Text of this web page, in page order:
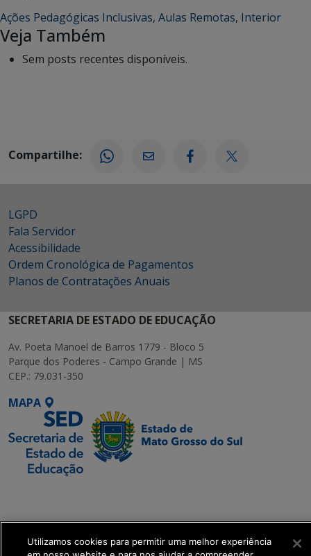
Ações Pedagógicas Inclusivas, Aulas Remotas, Interior
Veja Também
Sem posts recentes disponíveis.
Compartilhe:
LGPD
Fala Servidor
Acessibilidade
Ordem Cronológica de Pagamentos
Planos de Contratações Anuais
SECRETARIA DE ESTADO DE EDUCAÇÃO
Av. Poeta Manoel de Barros 1779 - Bloco 5
Parque dos Poderes - Campo Grande | MS
CEP.: 79.031-350
MAPA
Transformação Digital
Utilizamos cookies para permitir uma melhor experiência